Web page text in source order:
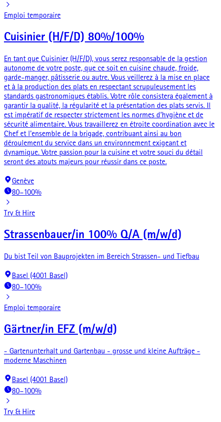
Emploi temporaire
Cuisinier (H/F/D) 80%/100%
En tant que Cuisinier (H/F/D), vous serez responsable de la gestion
autonome de votre poste, que ce soit en cuisine chaude, froide,
garde-manger, pâtisserie ou autre. Vous veillerez à la mise en place
et à la production des plats en respectant scrupuleusement les
standards gastronomiques établis. Votre rôle consistera également à
garantir la qualité, la régularité et la présentation des plats servis. Il
est impératif de respecter strictement les normes d’hygiène et de
sécurité alimentaire. Vous travaillerez en étroite coordination avec le
Chef et l'ensemble de la brigade, contribuant ainsi au bon
déroulement du service dans un environnement exigeant et
dynamique. Votre passion pour la cuisine et votre souci du détail
seront des atouts majeurs pour réussir dans ce poste.
Genève
80–100%
Try & Hire
Strassenbauer/in 100% Q/A (m/w/d)
Du bist Teil von Bauprojekten im Bereich Strassen- und Tiefbau
Basel (4001 Basel)
80–100%
Emploi temporaire
Gärtner/in EFZ (m/w/d)
- Gartenunterhalt und Gartenbau - grosse und kleine Aufträge -
moderne Maschinen
Basel (4001 Basel)
80–100%
Try & Hire